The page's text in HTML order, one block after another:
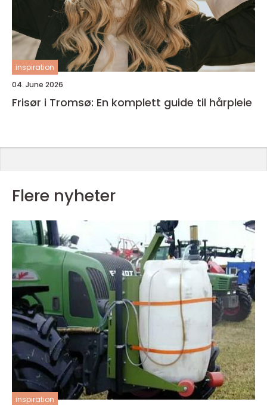
inspiration
04. June 2026
Frisør i Tromsø: En komplett guide til hårpleie
Flere nyheter
inspiration